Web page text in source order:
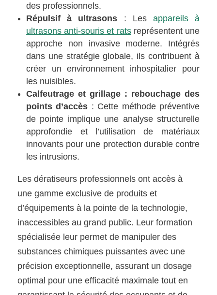
des professionnels.
Répulsif à ultrasons : Les appareils à
ultrasons anti-souris et ratsreprésentent une
approche non invasive moderne. Intégrés
dans une stratégie globale, ils contribuent à
créer un environnement inhospitalier pour
les nuisibles.
Calfeutrage et grillage : rebouchage des
points d’accès : Cette méthode préventive
de pointe implique une analyse structurelle
approfondie et l’utilisation de matériaux
innovants pour une protection durable contre
les intrusions.
Les dératiseurs professionnels ont accès à
une gamme exclusive de produits et
d’équipements à la pointe de la technologie,
inaccessibles au grand public. Leur formation
spécialisée leur permet de manipuler des
substances chimiques puissantes avec une
précision exceptionnelle, assurant un dosage
optimal pour une efficacité maximale tout en